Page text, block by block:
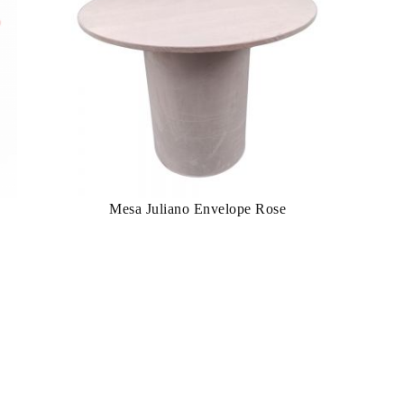
Mesa Juliano Envelope Rose